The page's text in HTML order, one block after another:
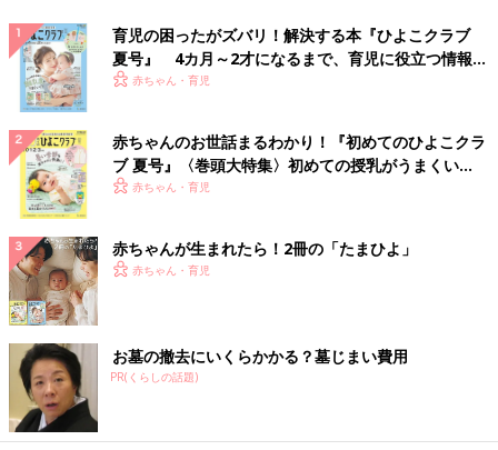
育児の困ったがズバリ！解決する本『ひよこクラブ
夏号』 4カ月～2才になるまで、育児に役立つ情報が
いっぱい！
赤ちゃん・育児
赤ちゃんのお世話まるわかり！『初めてのひよこクラ
ブ 夏号』〈巻頭大特集〉初めての授乳がうまくい
く！ おっぱい・ミルクの基本と夏のトラブル 解決テ
赤ちゃん・育児
赤ちゃんが生まれたら！2冊の「たまひよ」
赤ちゃん・育児
お墓の撤去にいくらかかる？墓じまい費用
PR(くらしの話題)